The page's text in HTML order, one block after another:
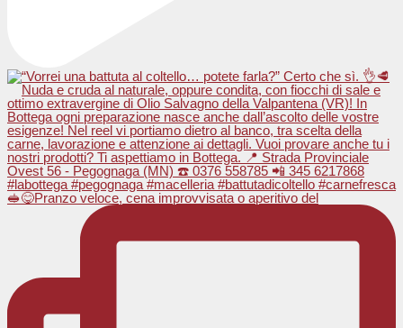
🥪😋Pranzo veloce, cena improvvisata o aperitivo del